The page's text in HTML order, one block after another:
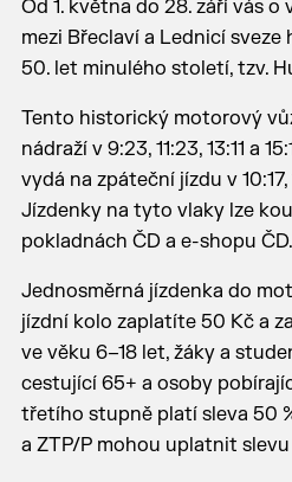
Od 1. května do 28. září vás
mezi Břeclaví a Lednicí
50. let minulého století, tzv.
Tento historický motorový
nádraží v 9:23, 11:23, 13:11 a
vydá na zpáteční jízdu v 10:17,
Jízdenky na tyto vlaky lze
pokladnách ČD a e-shopu ČD.
Jednosměrná jízdenka do
jízdní kolo zaplatíte 50 Kč a
ve věku 6–18 let, žáky a
cestující 65+ a osoby
třetího stupně platí sleva 50
a ZTP/P mohou uplatnit slevu